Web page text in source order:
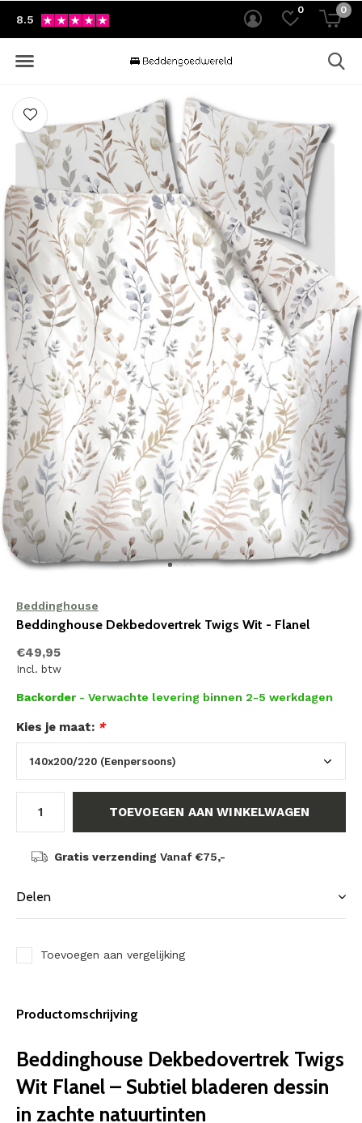
0 0
8.5
Beddinghouse
Beddinghouse Dekbedovertrek Twigs Wit - Flanel
€49,95
Incl. btw
Backorder - Verwachte levering binnen 2-5 werkdagen
Kies je maat: *
TOEVOEGEN AAN WINKELWAGEN
Gratis verzending Vanaf €75,-
Delen
Toevoegen aan vergelijking
Productomschrijving
Beddinghouse Dekbedovertrek Twigs
Wit Flanel – Subtiel bladeren dessin
in zachte natuurtinten